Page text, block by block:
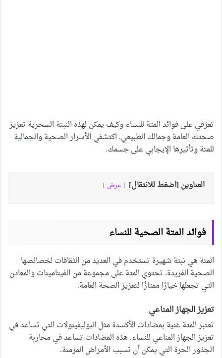
تعرّفي على فوائد المتة للنساء وكيف يمكن لهذه النبتة السحرية تعزيز
صحتك العامة وجمالك الطبيعي. اكتشفي الأسرار الصحية والجمالية
للمتة وتأثيرها الإيجابي على جسمك.
العناوين [اضغط للانتقال] عرض
فوائد المتة الصحية للنساء
المتة هي نبتة شهيرة تستخدم في العديد من الثقافات لخصائصها
الصحية الفريدة. تحتوي المتة على مجموعة من الفيتامينات والمعادن
التي تجعلها خيارًا ممتازًا لتعزيز الصحة العامة.
تعزيز الجهاز المناعي
تعتبر المتة غنية بمضادات الأكسدة مثل البوليفينولات التي تساعد في
تعزيز الجهاز المناعي للنساء. هذه المضادات تساعد في محاربة
الجذور الحرة التي يمكن أن تسبب الأمراض المزمنة.